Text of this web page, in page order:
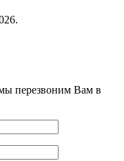
перезвоним Вам в